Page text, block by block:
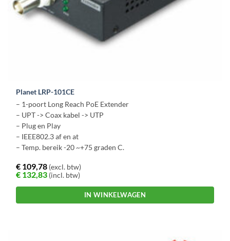
Planet LRP-101CE
– 1-poort Long Reach PoE Extender
– UPT -> Coax kabel -> UTP
– Plug en Play
– IEEE802.3 af en at
– Temp. bereik -20 ~+75 graden C.
€ 109,78 (excl. btw)
€ 132,83 (incl. btw)
IN WINKELWAGEN